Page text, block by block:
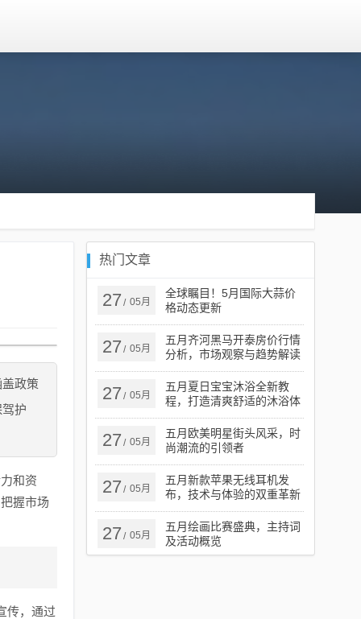
政策
护
和资
握市场
传，通过
热门文章
27 / 05月
全球瞩目！5月国际大蒜价
格动态更新
27 / 05月
五月齐河黑马开泰房价行情
分析，市场观察与趋势解读
27 / 05月
五月夏日宝宝沐浴全新教
程，打造清爽舒适的沐浴体
验
27 / 05月
五月欧美明星街头风采，时
尚潮流的引领者
27 / 05月
五月新款苹果无线耳机发
布，技术与体验的双重革新
揭秘
27 / 05月
五月绘画比赛盛典，主持词
及活动概览